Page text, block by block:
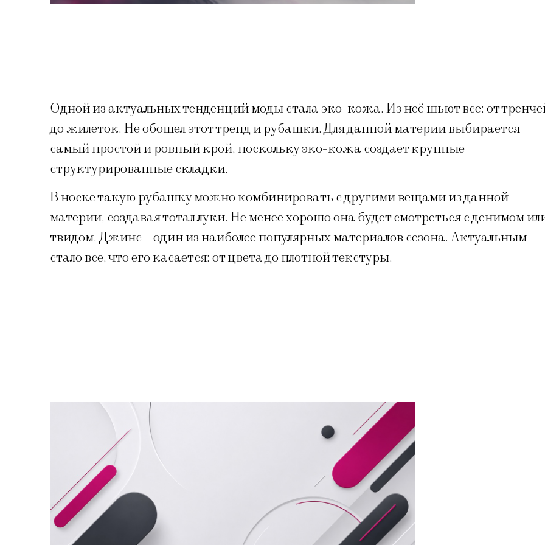
Одной из актуальных тенденций моды стала эко-кожа. Из неё шьют все: от
до жилеток. Не обошел этот тренд и рубашки. Для данной материи выбирается
самый простой и ровный крой, поскольку эко-кожа создает крупные
структурированные складки.
В носке такую рубашку можно комбинировать с другими вещами из данной
материи, создавая тотал луки. Не менее хорошо она будет смотреться с денимом
твидом.Джинс – один из наиболее популярных материалов сезона. Актуальным
стало все, что его касается: от цвета до плотной текстуры.